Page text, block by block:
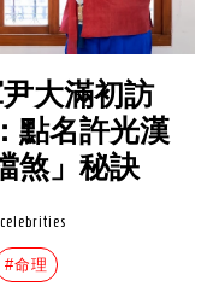
尹大滿初訪
點名許光漢
煞」秘訣
celebrities
#命理